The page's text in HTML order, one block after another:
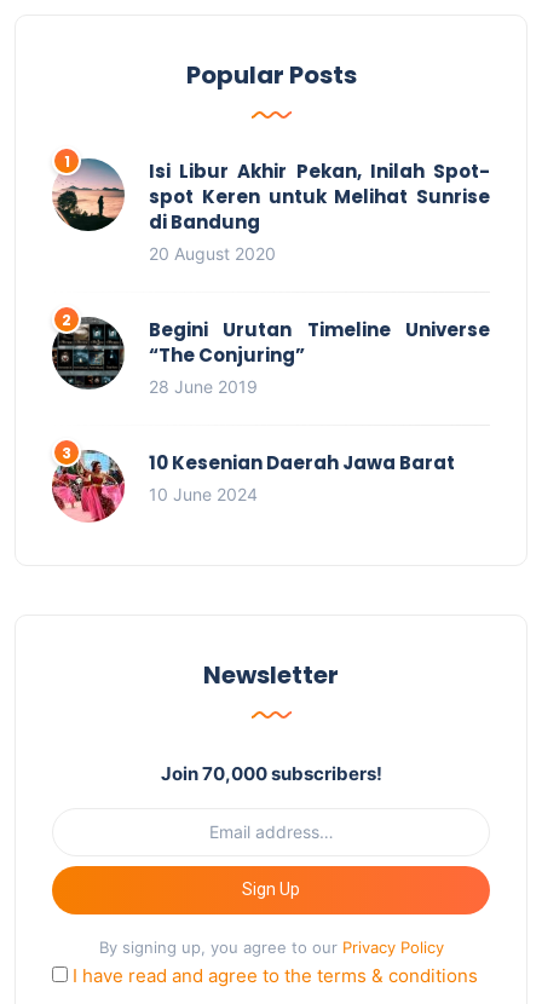
Popular Posts
Isi Libur Akhir Pekan, Inilah Spot-
spot Keren untuk Melihat Sunrise
di Bandung
20 August 2020
Begini Urutan Timeline Universe
“The Conjuring”
28 June 2019
10 Kesenian Daerah Jawa Barat
10 June 2024
Newsletter
Join 70,000 subscribers!
Sign Up
By signing up, you agree to our Privacy Policy
I have read and agree to the terms & conditions